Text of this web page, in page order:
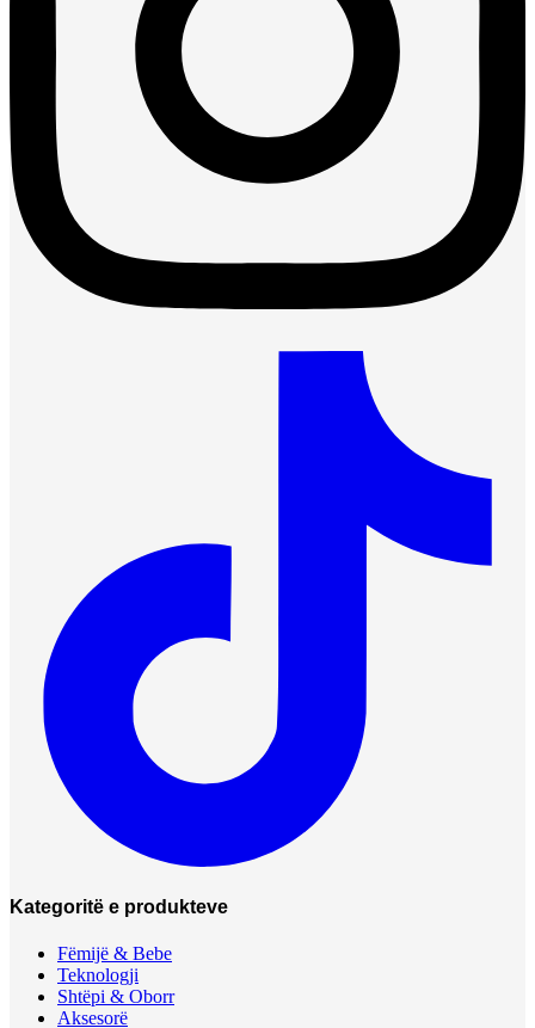
Kategoritë e produkteve
Fëmijë & Bebe
Teknologji
Shtëpi & Oborr
Aksesorë